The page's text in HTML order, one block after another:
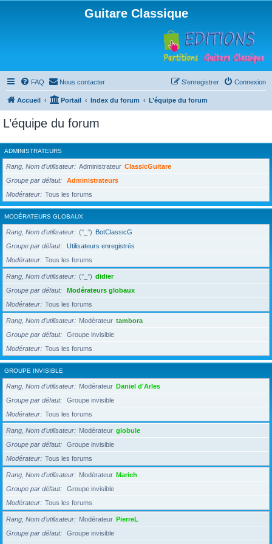
Guitare Classique
FAQ Nous contacter Connexion
S’enregistrer
Accueil Portail Index du forum L’équipe du forum
L’équipe du forum
ADMINISTRATEURS
Rang, Nom d’utilisateur Administrateur ClassicGuitare
Groupe par défaut
Administrateurs
Modérateur
Tous les forums
MODÉRATEURS GLOBAUX
Rang, Nom d’utilisateur (°_°) BotClassicG
Groupe par défaut
Utilisateurs enregistrés
Modérateur
Tous les forums
Rang, Nom d’utilisateur (°_°) didier
Groupe par défaut
Modérateurs globaux
Modérateur
Tous les forums
Rang, Nom d’utilisateur Modérateur tambora
Groupe par défaut
Groupe invisible
Modérateur
Tous les forums
GROUPE INVISIBLE
Rang, Nom d’utilisateur Modérateur Daniel d'Arles
Groupe par défaut
Groupe invisible
Modérateur
Tous les forums
Rang, Nom d’utilisateur Modérateur globule
Groupe par défaut
Groupe invisible
Modérateur
Tous les forums
Rang, Nom d’utilisateur Modérateur Marieh
Groupe par défaut
Groupe invisible
Modérateur
Tous les forums
Rang, Nom d’utilisateur Modérateur PierreL
Groupe par défaut
Groupe invisible